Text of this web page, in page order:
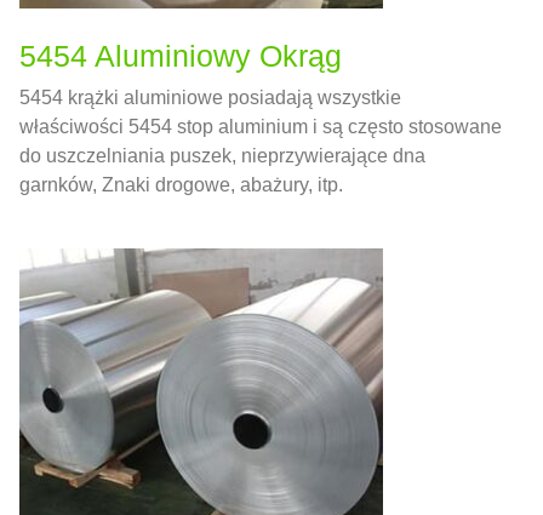
5454 Aluminiowy Okrąg
5454 krążki aluminiowe posiadają wszystkie
właściwości 5454 stop aluminium i są często stosowane
do uszczelniania puszek, nieprzywierające dna
garnków, Znaki drogowe, abażury, itp.